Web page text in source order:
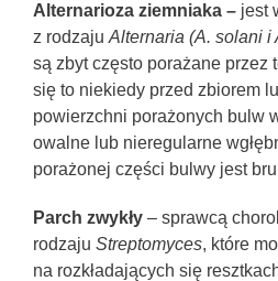
Alternarioza ziemniaka – jest
z rodzaju Alternaria (A. solani i
są zbyt często porażane przez
się to niekiedy przed zbiorem
powierzchni porażonych bulw
owalne lub nieregularne
porażonej części bulwy jest
Parch zwykły – sprawcą
rodzaju Streptomyces, które
na rozkładających się